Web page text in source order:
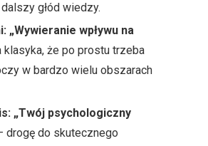
głód wiedzy.
„Wywieranie wpływu na
klasyka, że po prostu trzeba
w bardzo wielu obszarach
„Twój psychologiczny
drogę do skutecznego